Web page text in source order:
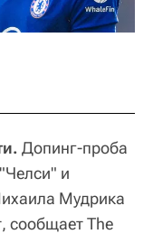
Допинг-проба
и
Мудрика
сообщает The